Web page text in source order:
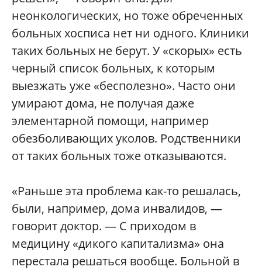
неонкологических, но тоже обреченных
больных хосписа нет ни одного. Клиники
таких больных не берут. У «скорых» есть
черный список больных, к которым
выезжать уже «бесполезно». Часто они
умирают дома, не получая даже
элементарной помощи, например
обезболивающих уколов. Родственники
от таких больных тоже отказываются.
«Раньше эта проблема как-то решалась,
были, например, дома инвалидов, —
говорит доктор. — С приходом в
медицину «дикого капитализма» она
перестала решаться вообще. Больной в